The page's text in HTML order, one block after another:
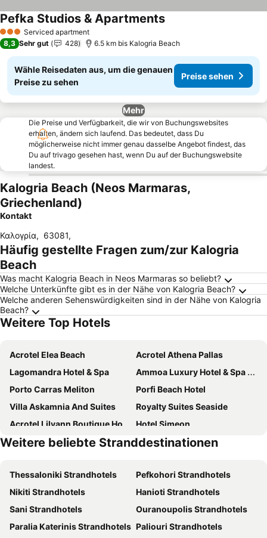
3 SterneServiced apartment
Pefka Studios & ApartmentsPreise sehen
8,3 Sehr gut 428 6.5 km bis Kalogria Beach
Wähle Reisedaten aus, um die genauen
Preise zu sehen
Preise sehen
Mehr
Die Preise und Verfügbarkeit, die wir von Buchungswebsites
erhalten, ändern sich laufend. Das bedeutet, dass Du
möglicherweise nicht immer genau dasselbe Angebot findest, das
Du auf trivago gesehen hast, wenn Du auf der Buchungswebsite
landest.
Kalogria Beach (Neos Marmaras,
Griechenland)
Kontakt
Καλογρία, 63081,
Häufig gestellte Fragen zum/zur Kalogria
Beach
Was macht Kalogria Beach in Neos Marmaras so beliebt?
Welche Unterkünfte gibt es in der Nähe von Kalogria Beach?
Welche anderen Sehenswürdigkeiten sind in der Nähe von Kalogria
Beach?
Weitere Top Hotels
Acrotel Elea Beach
Acrotel Athena Pallas
Lagomandra Hotel & Spa
Ammoa Luxury Hotel & Spa Resort
Porto Carras Meliton
Porfi Beach Hotel
Villa Askamnia And Suites
Royalty Suites Seaside
Acrotel Lilyann Boutique Hotel
Hotel Simeon
Poseidon Hotel Sea Resort
Acrotel Lily Ann Village
Hotel Petunia
Assa Maris Beach Hotel
Kritikos Apartments
Hotel Rema
Casa Bloo Adults Only
Amantes Villas and Suites
Kelyfos Hotel
Angelina Hotel
Weitere beliebte Stranddestinationen
Thessaloniki Strandhotels
Pefkohori Strandhotels
Nikiti Strandhotels
Hanioti Strandhotels
Sani Strandhotels
Ouranoupolis Strandhotels
Paralia Katerinis Strandhotels Paliouri Strandhotels